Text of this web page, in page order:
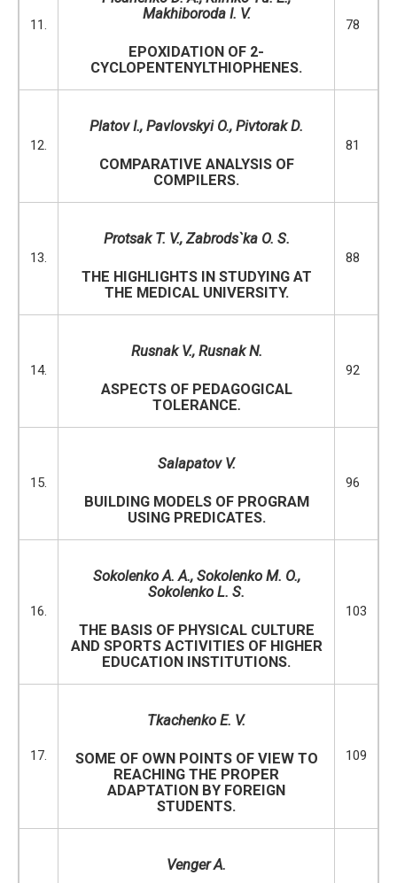
11.
Makhiboroda I. V.
EPOXIDATION OF 2-
CYCLOPENTENYLTHIOPHENES.
78
12.
Platov I., Pavlovskyi O., Pivtorak D.
COMPARATIVE ANALYSIS OF
COMPILERS.
81
13.
Protsak T. V., Zabrods`ka O. S.
THE HIGHLIGHTS IN STUDYING AT
THE MEDICAL UNIVERSITY.
88
14.
Rusnak V., Rusnak N.
ASPECTS OF PEDAGOGICAL
TOLERANCE.
92
15.
Salapatov V.
BUILDING MODELS OF PROGRAM
USING PREDICATES.
96
16.
Sokolenko A.A., Sokolenko M. O.,
Sokolenko L. S.
THE BASIS OF PHYSICAL CULTURE
AND SPORTS ACTIVITIES OF HIGHER
EDUCATION INSTITUTIONS.
103
17.
Tkachenko E. V.
SOME OF OWN POINTS OF VIEW TO
REACHING THE PROPER
ADAPTATION BY FOREIGN
STUDENTS.
109
Venger A.